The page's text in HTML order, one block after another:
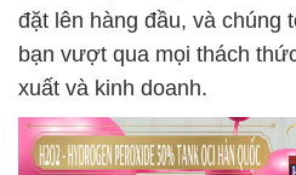
đặt lên hàng đầu, và chúng
bạn vượt qua mọi thách
xuất và kinh doanh.